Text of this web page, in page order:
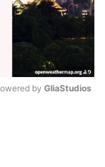
by GliaStudios